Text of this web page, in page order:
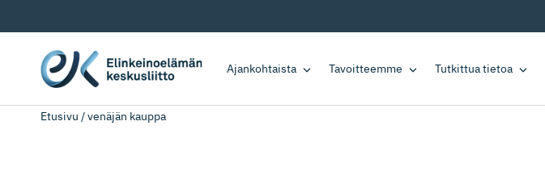
Ajankohtaista Tavoitteemme Tutkittua tietoa
Etusivu /venäjän kauppa